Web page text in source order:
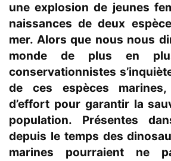
une explosion de jeunes
naissances de deux
mer. Alors que nous nous
monde de plus en
conservationnistes
de ces espèces
d’effort pour garantir la
population. Présentes
depuis le temps des
marines pourraient ne